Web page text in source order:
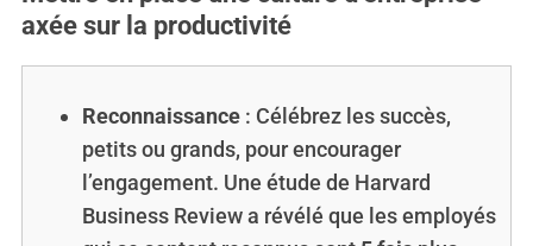
axée sur la productivité
Reconnaissance: Célébrez les succès,
petits ou grands, pour encourager
l’engagement. Une étude de Harvard
Business Review a révélé que les employés